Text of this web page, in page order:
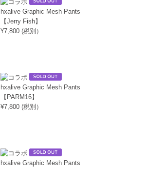
hxalive Graphic Mesh Pants
【Jerry Fish】
¥7,800 (税別）
hxalive Graphic Mesh Pants
【PARM16】
¥7,800 (税別）
hxalive Graphic Mesh Pants